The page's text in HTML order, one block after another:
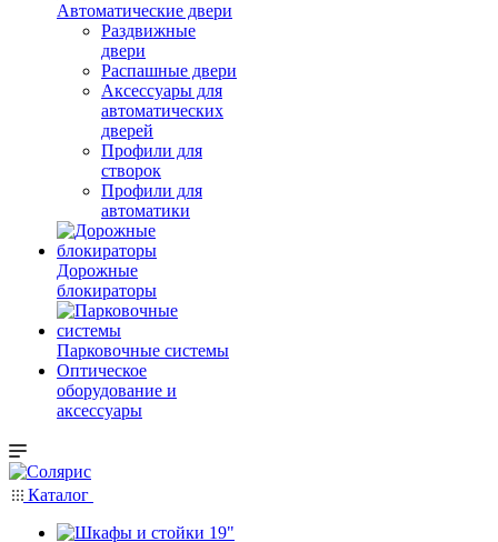
Автоматические двери
Раздвижные
двери
Распашные двери
Аксессуары для
автоматических
дверей
Профили для
створок
Профили для
автоматики
Дорожные
блокираторы
Парковочные системы
Оптическое
оборудование и
аксессуары
Каталог